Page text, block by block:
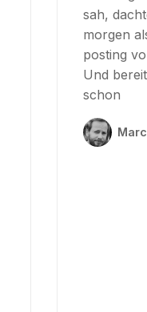
sah,
morgen
posting
Und
schon